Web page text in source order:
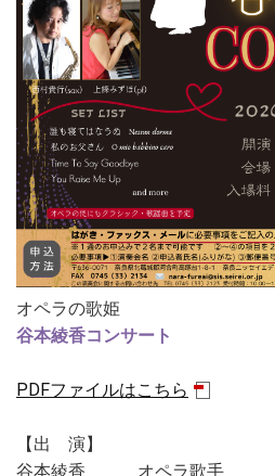
オペラの歌姫
谷本綾香コンサート
PDFファイルはこちら
【出 演】
谷本綾香 オペラ歌手